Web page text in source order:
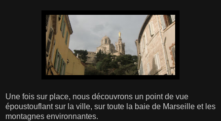
Une fois sur place, nous découvrons un point de vue
époustouflant sur la ville, sur toute la baie de Marseille et les
montagnes environnantes.